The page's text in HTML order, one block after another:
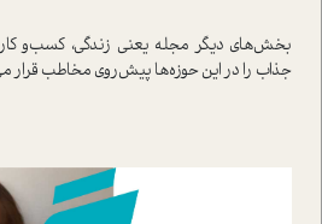
بخش‌هاي ديگر مجله يعني زندگي، کسب‌و
جذاب را در اين حوزه‌ها پيش‌روي مخاطب قرار